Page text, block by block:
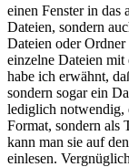
einen Fenster in das
Dateien, sondern
Dateien oder
einzelne Dateien
habe ich erwähnt,
sondern sogar ein
lediglich notwendig,
Format, sondern als
kann man sie auf
einlesen.